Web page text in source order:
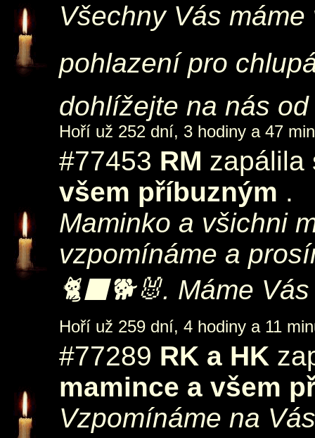
Všechny Vás
pohlazení pro
dohlížejte na nás
Hoří už 252 dní, 3 hodiny a 47
#77453 RM
všem příbuzným .
Maminko a všichni
vzpomínáme a
🐈‍⬛🐕🐰. Máme
Hoří už 259 dní, 4 hodiny a 11
#77289 RK a HK
mamince a všem
Vzpomínáme na